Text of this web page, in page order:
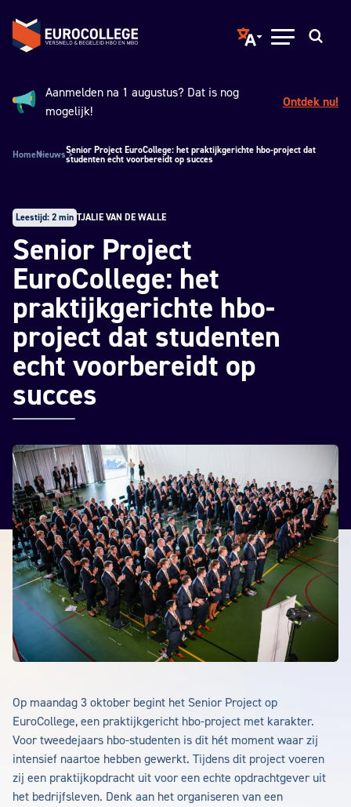
Spring naar hoofdinhoud
Terug naar de homepage
Translate page to
Open menu
Aankondiging:
Aanmelden na 1 augustus? Dat is nog
mogelijk!
Ontdek nu!
HomeNieuwsSenior Project EuroCollege: het praktijkgerichte hbo-project dat
studenten echt voorbereidt op succes
Leestijd: 2 min TJALIE VAN DE WALLE
Senior Project
EuroCollege: het
praktijkgerichte hbo-
project dat studenten
echt voorbereidt op
succes
Op maandag 3 oktober begint het Senior Project op
EuroCollege, een praktijkgericht hbo-project met karakter.
Voor tweedejaars hbo-studenten is dit hét moment waar zij
intensief naartoe hebben gewerkt. Tijdens dit project voeren
zij een praktijkopdracht uit voor een echte opdrachtgever uit
het bedrijfsleven. Denk aan het organiseren van een